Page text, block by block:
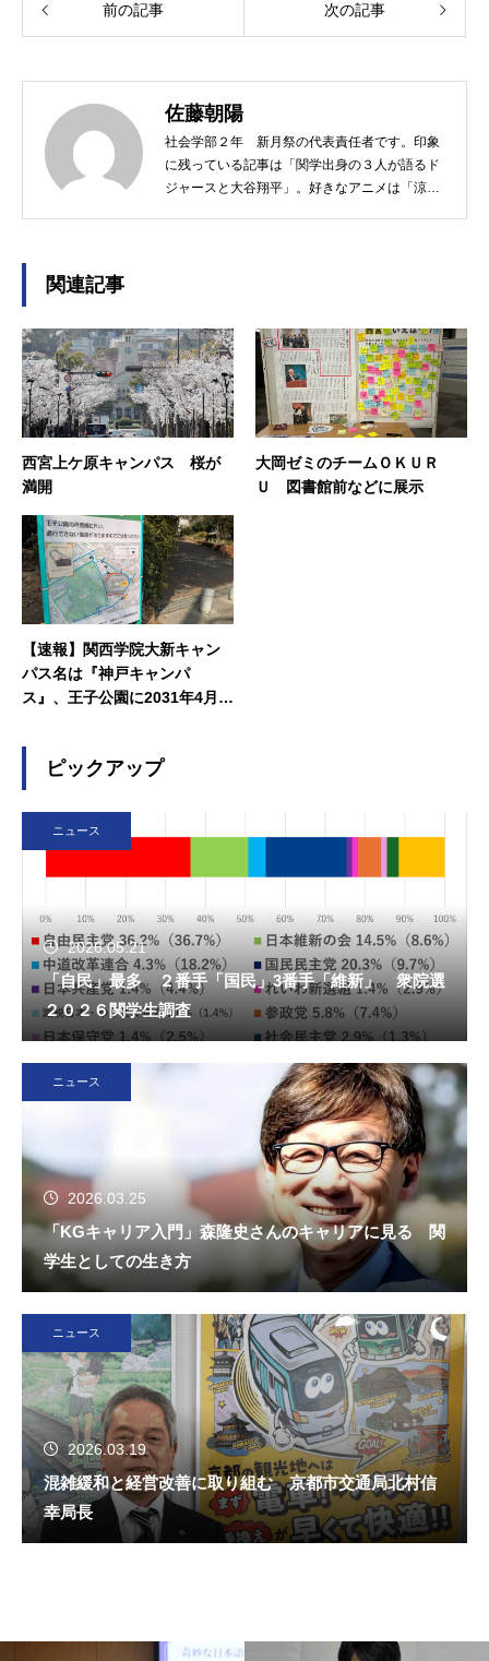
前の記事 次の記事
佐藤朝陽
社会学部２年 新月祭の代表責任者です。印象
に残っている記事は「関学出身の３人が語るド
ジャースと大谷翔平」。好きなアニメは「涼宮
関連記事
西宮上ケ原キャンパス 桜が
満開
大岡ゼミのチームＯＫＵＲ
Ｕ 図書館前などに展示
【速報】関西学院大新キャン
パス名は『神戸キャンパ
ス』、王子公園に2031年4月開
ピックアップ
ニュース
2026.05.21
「自民」最多 ２番手「国民」3番手「維新」 衆院選
２０２６関学生調査
ニュース
2026.03.25
「KGキャリア入門」森隆史さんのキャリアに見る 関
学生としての生き方
ニュース
2026.03.19
混雑緩和と経営改善に取り組む 京都市交通局北村信
幸局長